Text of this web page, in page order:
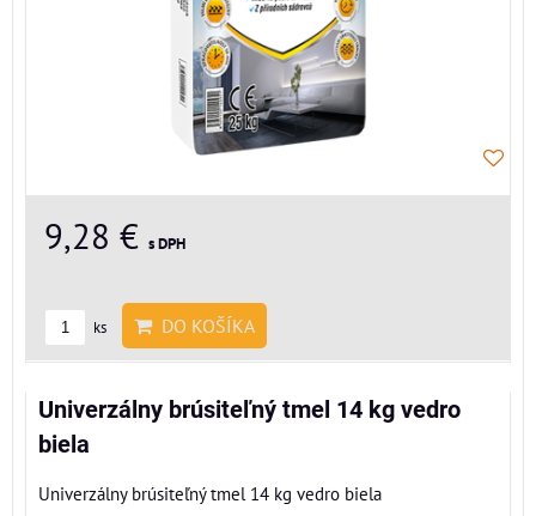
9,28 € s DPH
ks DO KOŠÍKA
Univerzálny brúsiteľný tmel 14 kg vedro
biela
Univerzálny brúsiteľný tmel 14 kg vedro biela